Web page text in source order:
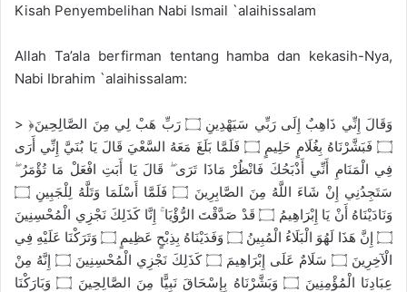
Kisah Penyembelihan Nabi Ismail `alaihissalam
Allah Ta’ala berfirman tentang hamba dan kekasih-Nya,
Nabi Ibrahim `alaihissalam:
> ﴿وَقَالَ إِنِّي ذَاهِبٌ إِلَى رَبِّي سَيَهْدِينِ ۝ رَبِّ هَبْ لِي مِنَ الصَّالِحِينَ
۝ فَبَشَّرْنَاهُ بِغُلَامٍ حَلِيمٍ ۝ فَلَمَّا بَلَغَ مَعَهُ السَّعْيَ قَالَ يَا بُنَيَّ إِنِّي أَرَى
فِي الْمَنَامِ أَنِّي أَذْبَحُكَ فَانْظُرْ مَاذَا تَرَى ۖ قَالَ يَا أَبَتِ افْعَلْ مَا تُؤْمَرُ ۖ
سَتَجِدُنِي إِنْ شَاءَ اللَّهُ مِنَ الصَّابِرِينَ ۝ فَلَمَّا أَسْلَمَا وَتَلَّهُ لِلْجَبِينِ ۝
وَنَادَيْنَاهُ أَنْ يَا إِبْرَاهِيمُ ۝ قَدْ صَدَّقْتَ الرُّؤْيَا ۚ إِنَّا كَذَلِكَ نَجْزِي الْمُحْسِنِينَ
۝ إِنَّ هَذَا لَهُوَ الْبَلَاءُ الْمُبِينُ ۝ وَفَدَيْنَاهُ بِذِبْحٍ عَظِيمٍ ۝ وَتَرَكْنَا عَلَيْهِ فِي
الْآخِرِينَ ۝ سَلَامٌ عَلَى إِبْرَاهِيمَ ۝ كَذَلِكَ نَجْزِي الْمُحْسِنِينَ ۝ إِنَّهُ مِنْ
عِبَادِنَا الْمُؤْمِنِينَ ۝ وَبَشَّرْنَاهُ بِإِسْحَاقَ نَبِيًّا مِنَ الصَّالِحِينَ ۝ وَبَارَكْنَا